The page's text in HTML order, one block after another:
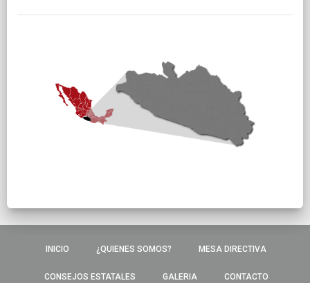
INICIO ¿QUIENES SOMOS? MESA DIRECTIVA
CONSEJOS ESTATALES GALERIA CONTACTO